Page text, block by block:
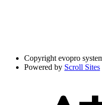
Copyright evopro
Powered by Scroll Sites